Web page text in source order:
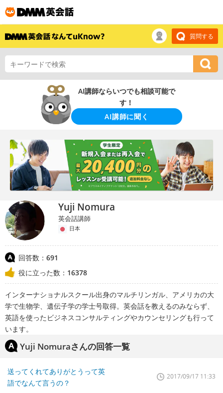
質問する
AI講師ならいつでも相談可能で
す！
AI講師に聞く
Yuji Nomura
英会話講師
日本
回答数： 691
役に立った数： 16378
インターナショナルスクール出身のマルチリンガル、アメリカの大
学で生物学、遺伝子学の学士号取得。英会話を教えるのみならず、
英語を使ったビジネスコンサルティングやカウンセリングも行って
います。
Yuji Nomuraさんの回答一覧
送ってくれてありがとうって英
語でなんて言うの？
2017/09/17 11:33